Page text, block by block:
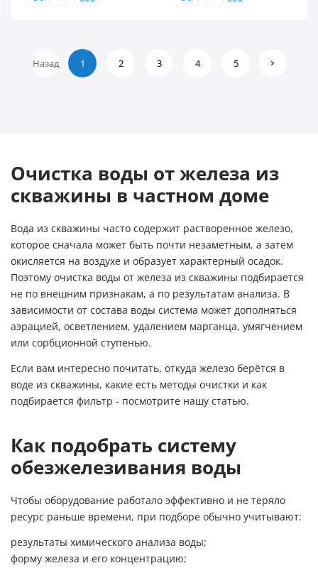
Назад 1 2 3 4 5
Очистка воды от железа из
скважины в частном доме
Вода из скважины часто содержит растворенное железо,
которое сначала может быть почти незаметным, а затем
окисляется на воздухе и образует характерный осадок.
Поэтому очистка воды от железа из скважины подбирается
не по внешним признакам, а по результатам анализа. В
зависимости от состава воды система может дополняться
аэрацией, осветлением, удалением марганца, умягчением
или сорбционной ступенью.
Если вам интересно почитать, откуда железо берётся в
воде из скважины, какие есть методы очистки и как
подбирается фильтр - посмотрите нашу статью.
Как подобрать систему
обезжелезивания воды
Чтобы оборудование работало эффективно и не теряло
ресурс раньше времени, при подборе обычно учитывают:
результаты химического анализа воды;
форму железа и его концентрацию;